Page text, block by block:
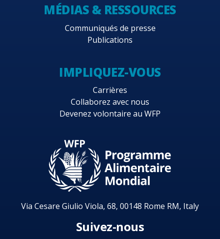
MÉDIAS & RESSOURCES
Communiqués de presse
Publications
IMPLIQUEZ-VOUS
Carrières
Collaborez avec nous
Devenez volontaire au WFP
Via Cesare Giulio Viola, 68, 00148 Rome RM, Italy
Suivez-nous